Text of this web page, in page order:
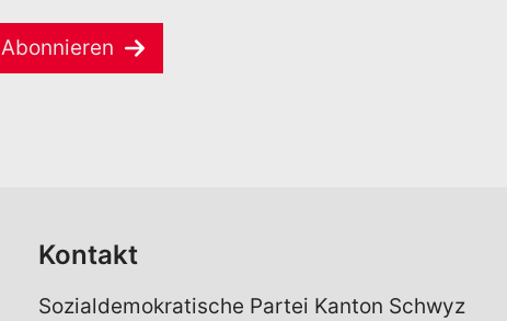
Abonnieren
Kontakt
Sozialdemokratische Partei Kanton Schwyz